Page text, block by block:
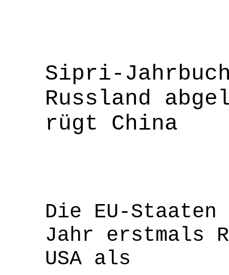
Sipri-
Russland
rügt China
Die EU-Staaten
Jahr erstmals
USA als